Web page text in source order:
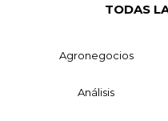
TODAS
Agronegocios
Análisis